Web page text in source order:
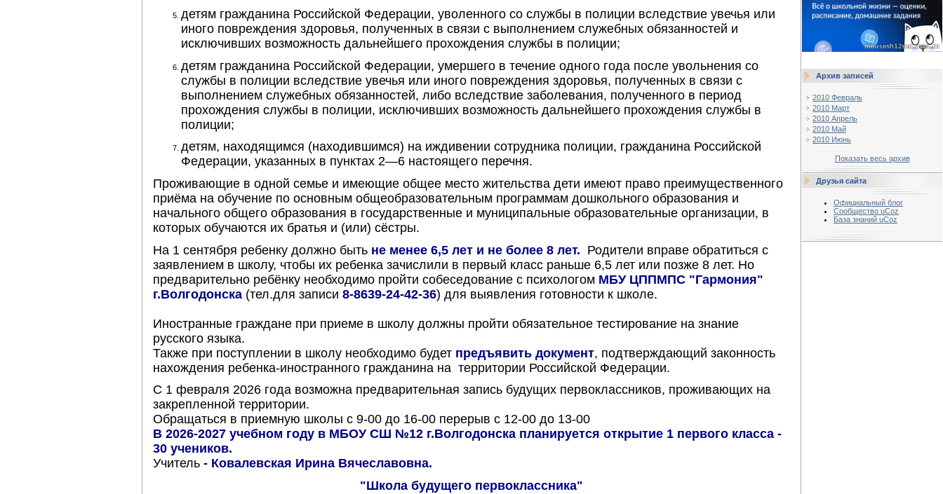
детям гражданина Российской Федерации, уволенного со службы в полиции вследствие увечья или
иного повреждения здоровья, полученных в связи с выполнением служебных обязанностей и
исключивших возможность дальнейшего прохождения службы в полиции;
детям гражданина Российской Федерации, умершего в течение одного года после увольнения со
службы в полиции вследствие увечья или иного повреждения здоровья, полученных в связи с
выполнением служебных обязанностей, либо вследствие заболевания, полученного в период
прохождения службы в полиции, исключивших возможность дальнейшего прохождения службы в
полиции;
детям, находящимся (находившимся) на иждивении сотрудника полиции, гражданина Российской
Федерации, указанных в пунктах 2—6 настоящего перечня.
Проживающие в одной семье и имеющие общее место жительства дети имеют право преимущественного
приёма на обучение по основным общеобразовательным программам дошкольного образования и
начального общего образования в государственные и муниципальные образовательные организации, в
которых обучаются их братья и (или) сёстры.
На 1 сентября ребенку должно быть не менее 6,5 лет и не более 8 лет. Родители вправе обратиться с
заявлением в школу, чтобы их ребенка зачислили в первый класс раньше 6,5 лет или позже 8 лет. Но
предварительно ребёнку необходимо пройти собеседование с психологом МБУ ЦППМПС "Гармония"
г.Волгодонска (тел.для записи 8-8639-24-42-36) для выявления готовности к школе.
Иностранные граждане при приеме в школу должны пройти обязательное тестирование на знание
русского языка.
Также при поступлении в школу необходимо будет предъявить документ, подтверждающий законность
нахождения ребенка-иностранного гражданина на территории Российской Федерации.
С 1 февраля 2026 года возможна предварительная запись будущих первоклассников, проживающих на
закрепленной территории.
Обращаться в приемную школы с 9-00 до 16-00 перерыв с 12-00 до 13-00
В 2026-2027 учебном году в МБОУ СШ №12 г.Волгодонска планируется открытие 1 первого класса -
30 учеников.
Учитель - Ковалевская Ирина Вячеславовна.
"Школа будущего первоклассника"
Архив записей
2010 Февраль
2010 Март
2010 Апрель
2010 Май
2010 Июнь
Показать весь архив
Друзья сайта
Официальный блог
Сообщество uCoz
База знаний uCoz